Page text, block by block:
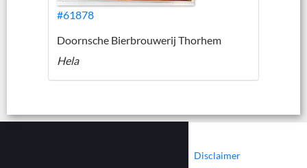
#61878
Doornsche Bierbrouwerij Thorhem
Hela
Disclaimer